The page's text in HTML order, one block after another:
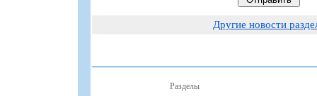
Другие новости
Разделы